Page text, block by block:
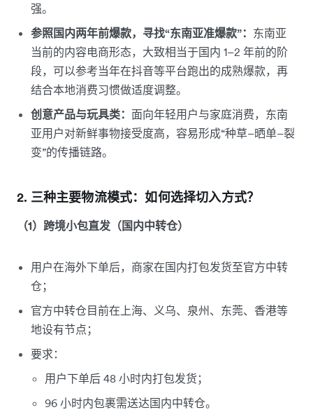
强。
参照国内两年前爆款，寻找“东南亚准爆款”： 东南亚
当前的内容电商形态，大致相当于国内 1–2 年前的阶
段，可以参考当年在抖音等平台跑出的成熟爆款，再
结合本地消费习惯做适度调整。
创意产品与玩具类： 面向年轻用户与家庭消费，东南
亚用户对新鲜事物接受度高，容易形成“种草–晒单–裂
变”的传播链路。
2. 三种主要物流模式：如何选择切入方式？
（1）跨境小包直发（国内中转仓）
用户在海外下单后，商家在国内打包发货至官方中转
仓；
官方中转仓目前在上海、义乌、泉州、东莞、香港等
地设有节点；
要求：
用户下单后 48 小时内打包发货；
96 小时内包裹需送达国内中转仓。